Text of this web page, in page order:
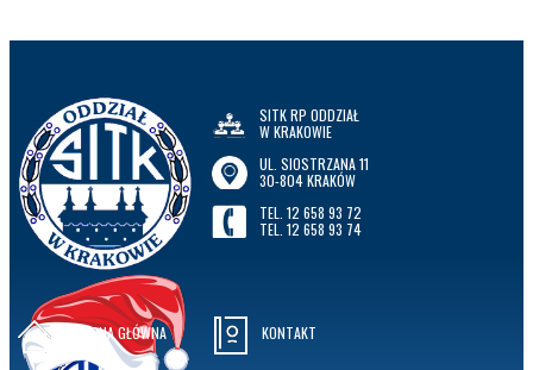
SITK RP ODDZIAŁ
W KRAKOWIE
UL. SIOSTRZANA 11
30-804 KRAKÓW
TEL. 12 658 93 72
TEL. 12 658 93 74
STRONA GŁÓWNA KONTAKT